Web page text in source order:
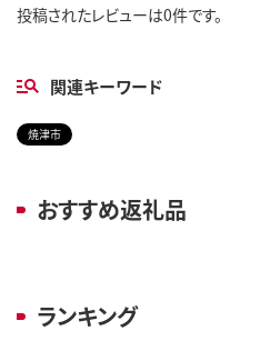
投稿されたレビューは0件です。
関連キーワード
焼津市
おすすめ返礼品
ランキング